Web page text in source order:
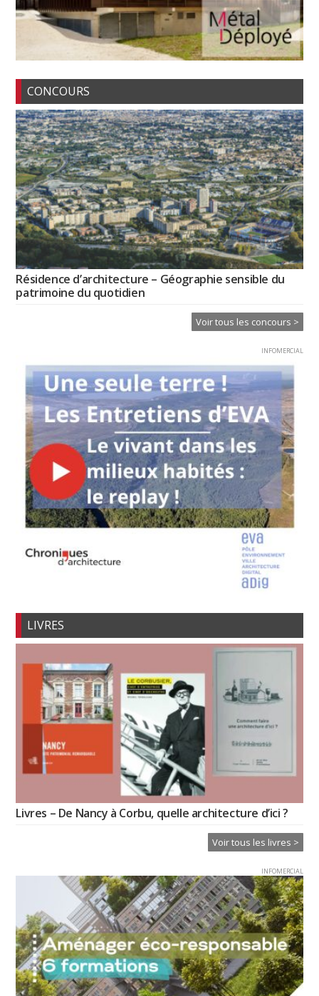
CONCOURS
Résidence d’architecture – Géographie sensible du
patrimoine du quotidien
Voir tous les concours >
INFOMERCIAL
LIVRES
Livres – De Nancy à Corbu, quelle architecture d’ici ?
Voir tous les livres >
INFOMERCIAL